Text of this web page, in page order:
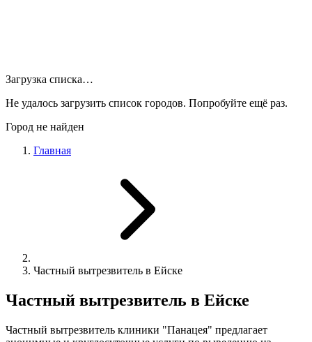
Загрузка списка…
Не удалось загрузить список городов. Попробуйте ещё раз.
Город не найден
Главная
Частный вытрезвитель в Ейске
Частный вытрезвитель в Ейске
Частный вытрезвитель клиники "Панацея" предлагает